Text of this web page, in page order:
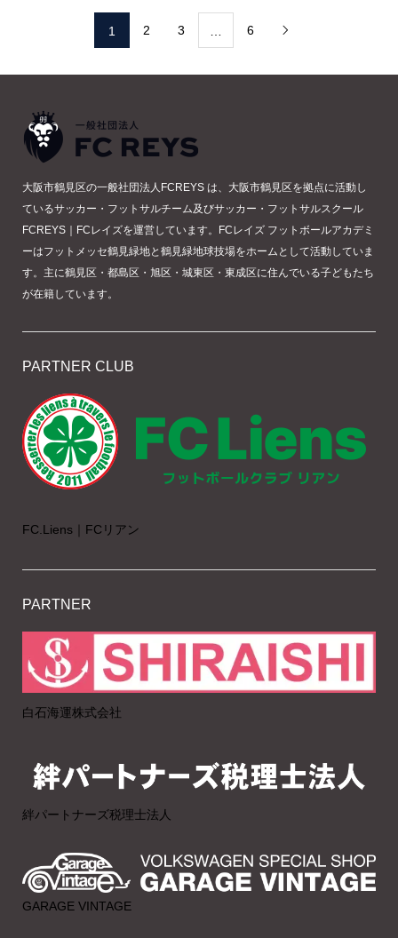
1 2 3 6 
大阪市鶴見区の一般社団法人FCREYS は、大阪市鶴見区を拠点に活動し
ているサッカー・フットサルチーム及びサッカー・フットサルスクール
FCREYS｜FCレイズを運営しています。FCレイズ フットボールアカデミ
ーはフットメッセ鶴見緑地と鶴見緑地球技場をホームとして活動していま
す。主に鶴見区・都島区・旭区・城東区・東成区に住んでいる子どもたち
が在籍しています。
PARTNER CLUB
FC.Liens｜FCリアン
PARTNER
白石海運株式会社
絆パートナーズ税理士法人
GARAGE VINTAGE